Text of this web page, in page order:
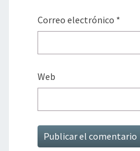
Correo electrónico *
Web